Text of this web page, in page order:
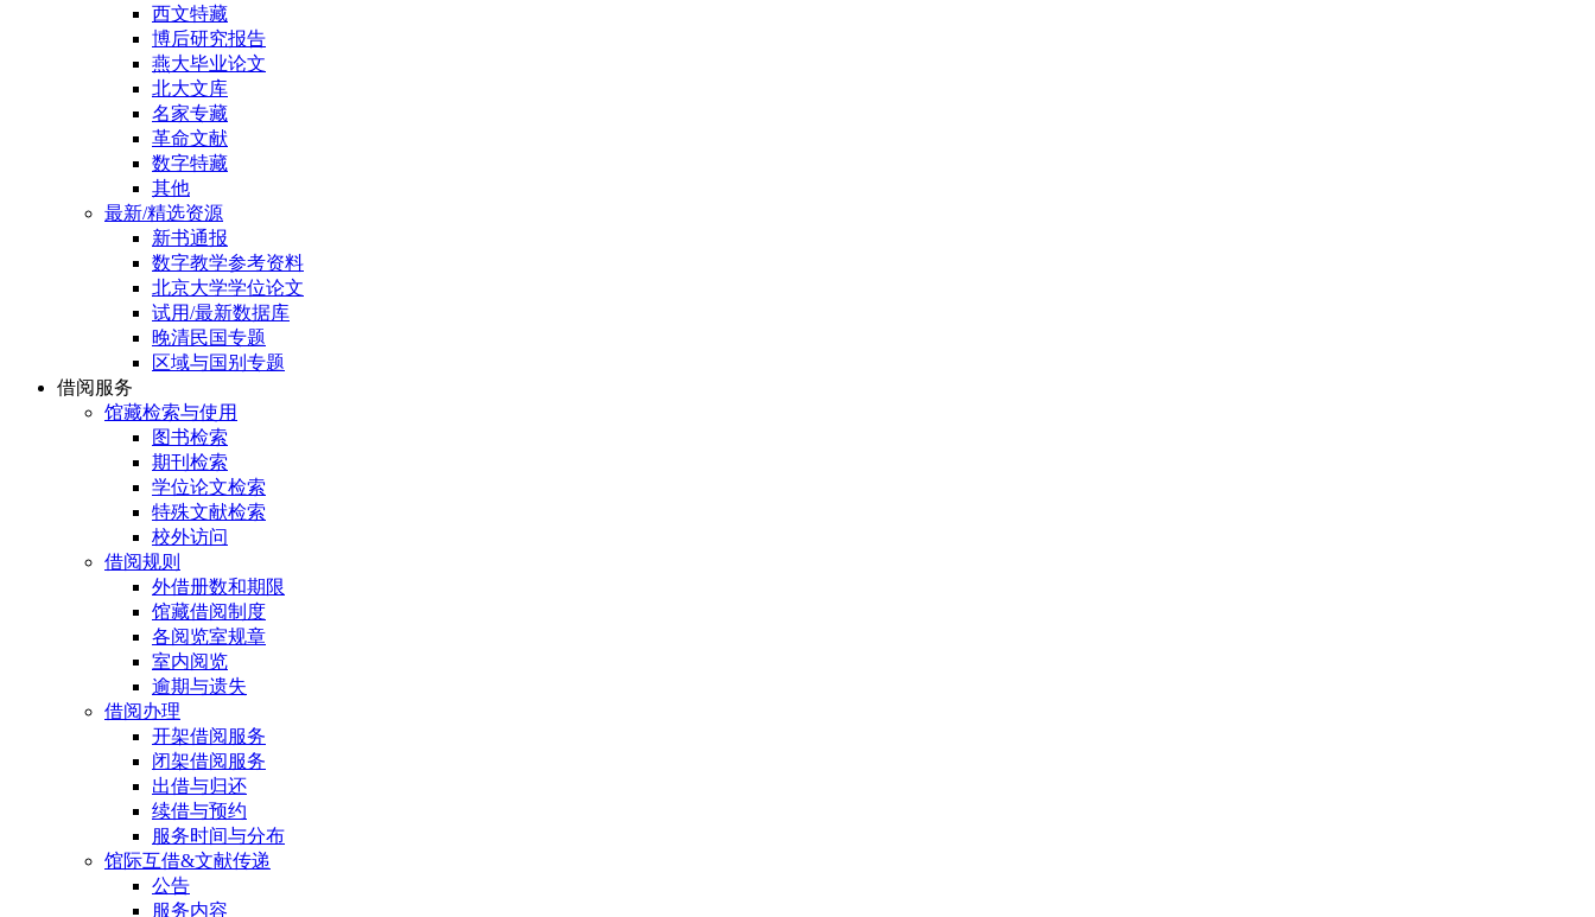
西文特藏
博后研究报告
燕大毕业论文
北大文库
名家专藏
革命文献
数字特藏
其他
最新/精选资源
新书通报
数字教学参考资料
北京大学学位论文
试用/最新数据库
晚清民国专题
区域与国别专题
借阅服务
馆藏检索与使用
图书检索
期刊检索
学位论文检索
特殊文献检索
校外访问
借阅规则
外借册数和期限
馆藏借阅制度
各阅览室规章
室内阅览
逾期与遗失
借阅办理
开架借阅服务
闭架借阅服务
出借与归还
续借与预约
服务时间与分布
馆际互借&文献传递
公告
服务内容